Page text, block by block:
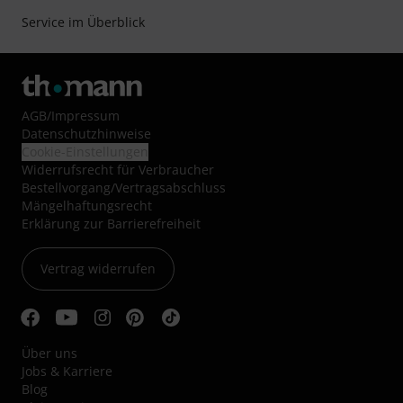
Service im Überblick
AGB/Impressum
Datenschutzhinweise
Widerrufsrecht für Verbraucher
Bestellvorgang/Vertragsabschluss
Mängelhaftungsrecht
Erklärung zur Barrierefreiheit
Vertrag widerrufen
Über uns
Jobs & Karriere
Blog